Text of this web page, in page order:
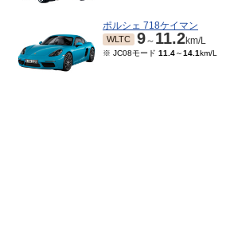
ポルシェ 718ケイマン
WLTC 9～ 11.2km/L
※ JC08モード 11.4～14.1km/L